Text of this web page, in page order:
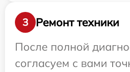
3
Ремонт техники
После полной
согласуем с вами